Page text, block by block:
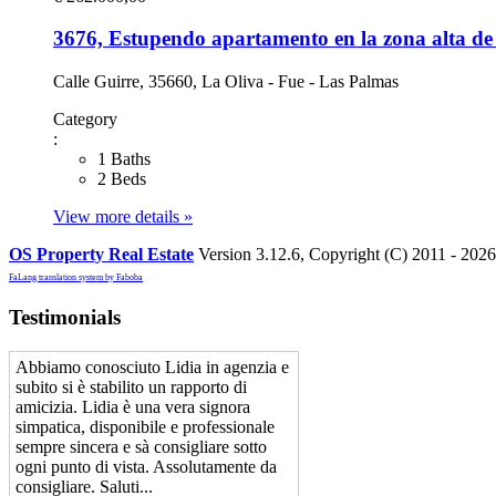
3676, Estupendo apartamento en la zona alta
Calle Guirre, 35660, La Oliva - Fue - Las Palmas
Category
:
1 Baths
2 Beds
View more details »
OS Property Real Estate Version 3.12.6, Copyright (C) 2011 - 2026
FaLang translation system by Faboba
Testimonials
Abbiamo conosciuto Lidia in agenzia e
subito si è stabilito un rapporto di
amicizia. Lidia è una vera signora
simpatica, disponibile e professionale
sempre sincera e sà consigliare sotto
ogni punto di vista. Assolutamente da
consigliare. Saluti...